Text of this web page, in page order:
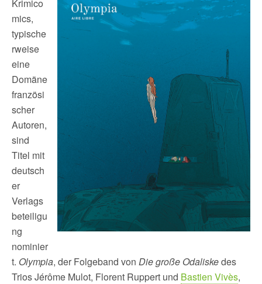
Krimico
mics,
typische
rweise
eine
Domäne
französi
scher
Autoren,
sind
Titel mit
deutsch
er
Verlags
beteiligu
ng
nominier
t. Olympia, der Folgeband von Die große Odaliskedes
Trios Jérôme Mulot, Florent Ruppert und Bastien Vivès,